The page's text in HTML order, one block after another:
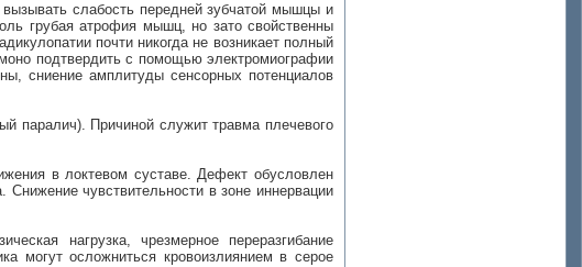
слабость передней зубчатой мышцы и
грубая атрофия мышц, но зато свойственны
почти никогда не возникает полный
подтвердить с помощью электромиографии
сниение амплитуды сенсорных потенциалов
паралич). Причиной служит травма плечевого
в локтевом суставе. Дефект обусловлен
чувствительности в зоне иннервации
нагрузка, чрезмерное переразгибание
могут осложниться кровоизлиянием в серое